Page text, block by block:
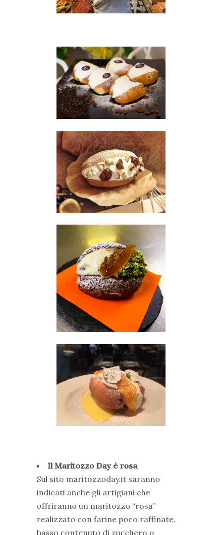
Il Maritozzo Day è rosa
Sul sito maritozzoday.it saranno
indicati anche gli artigiani che
offriranno un maritozzo “rosa”
realizzato con farine poco raffinate,
basso contenuto di zucchero o